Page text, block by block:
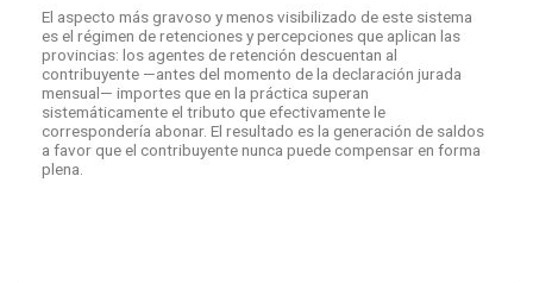
El aspecto más gravoso y menos visibilizado de este sistema
es el régimen de retenciones y percepciones que aplican las
provincias: los agentes de retención descuentan al
contribuyente —antes del momento de la declaración jurada
mensual— importes que en la práctica superan
sistemáticamente el tributo que efectivamente le
correspondería abonar. El resultado es la generación de saldos
a favor que el contribuyente nunca puede compensar en forma
plena.